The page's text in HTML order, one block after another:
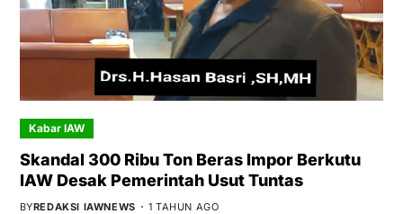
Kabar IAW
Skandal 300 Ribu Ton Beras Impor Berkutu
IAW Desak Pemerintah Usut Tuntas
BYREDAKSI IAWNEWS 1 TAHUN AGO